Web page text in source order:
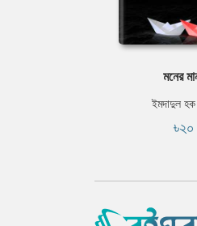
মনের
ইমদাদুল হক
৳২০